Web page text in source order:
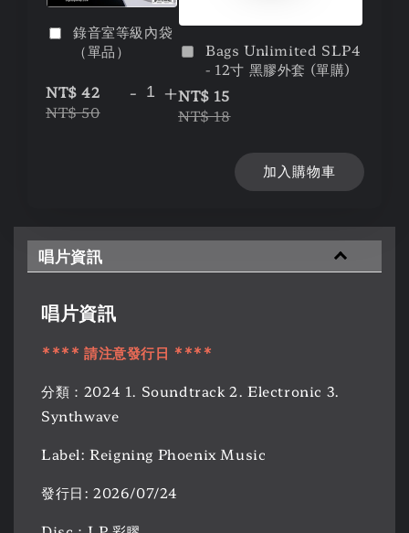
錄音室等級內袋
（單品）
NT$ 42
NT$ 50
- +
Bags Unlimited SLP4
- 12寸 黑膠外套 (單購)
NT$ 15
NT$ 18
加入購物車
唱片資訊
唱片資訊
**** 請注意發行日 ****
分類：2024 1. Soundtrack 2. Electronic 3.
Synthwave
Label: Reigning Phoenix Music
發行日: 2026/07/24